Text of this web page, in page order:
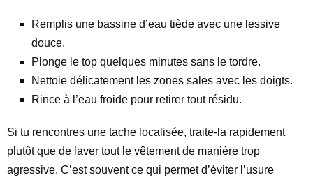
Remplis une bassine d’eau tiède avec une lessive
douce.
Plonge le top quelques minutes sans le tordre.
Nettoie délicatement les zones sales avec les doigts.
Rince à l’eau froide pour retirer tout résidu.
Si tu rencontres une tache localisée, traite-la rapidement
plutôt que de laver tout le vêtement de manière trop
agressive. C’est souvent ce qui permet d’éviter l’usure